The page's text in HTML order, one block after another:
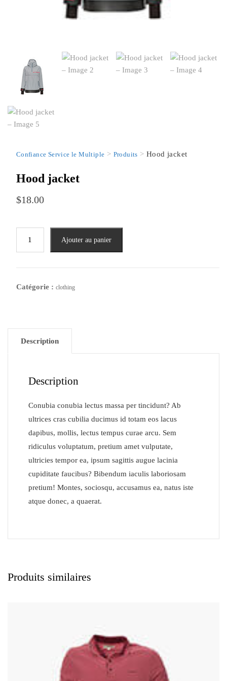
Confiance Service le Multiple > Produits > Hood jacket
Hood jacket
$18.00
Ajouter au panier
Catégorie : clothing
Description
Description
Conubia conubia lectus massa per tincidunt? Ab
ultrices cras cubilia ducimus id totam eos lacus
dapibus, mollis, lectus tempus curae arcu. Sem
ridiculus voluptatum, pretium amet vulputate,
ultricies tempor ea, ipsum sagittis augue lacinia
cupiditate faucibus? Bibendum iaculis laboriosam
pretium! Montes, sociosqu, accusamus ea, natus iste
atque donec, a quaerat.
Produits similaires